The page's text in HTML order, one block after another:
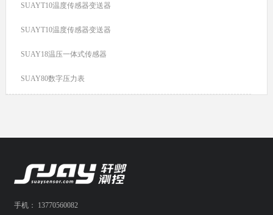
SUAYT10温度传感器变送器
SUAYT10温度传感器变送器
SUAY18温压一体式传感器
SUAY80数字压力表
手机： 13770560082